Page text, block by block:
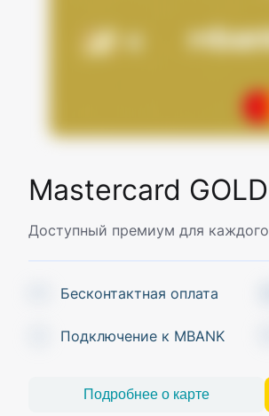
Mastercard GOLD
Доступный премиум для каждого
Бесконтактная оплата
Подключение к MBANK
Подробнее о карте